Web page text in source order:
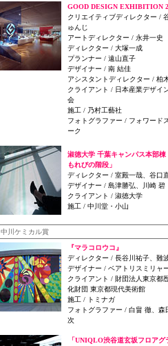
GOOD DESIGN EXHIBITION
クリエイティブディレクター /
ゅんじ
アートディレクター / 永井一史
ディレクター / 大塚一成
プランナー / 遠山直子
デザイナー / 南 結佳
アシスタントディレクター / 柏
クライアント / 日本産業デザイ
会
施工 / 乃村工藝社
フォトグラファー / フォワード
ーク
淑徳大学 千葉キャンパス本部棟
もれびの階段」
ディレクター / 室殿一哉、谷口
デザイナー / 島津勝弘、川崎 碧
クライアント / 淑徳大学
施工 / 中川堂・小山
中川ケミカル賞
『マラコロウコ』
ディレクター / 長谷川祐子、難
デザイナー / ベアトリスミリャ
クライアント / 財団法人東京都
化財団 東京都現代美術館
施工 / トミナガ
フォトグラファー / 白畠 徹、森
次
「UNIQLO渋谷道玄坂フロアグ